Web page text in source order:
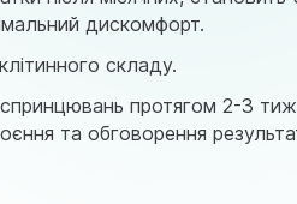
дискомфорт.
складу.
протягом 2-3
та обговорення